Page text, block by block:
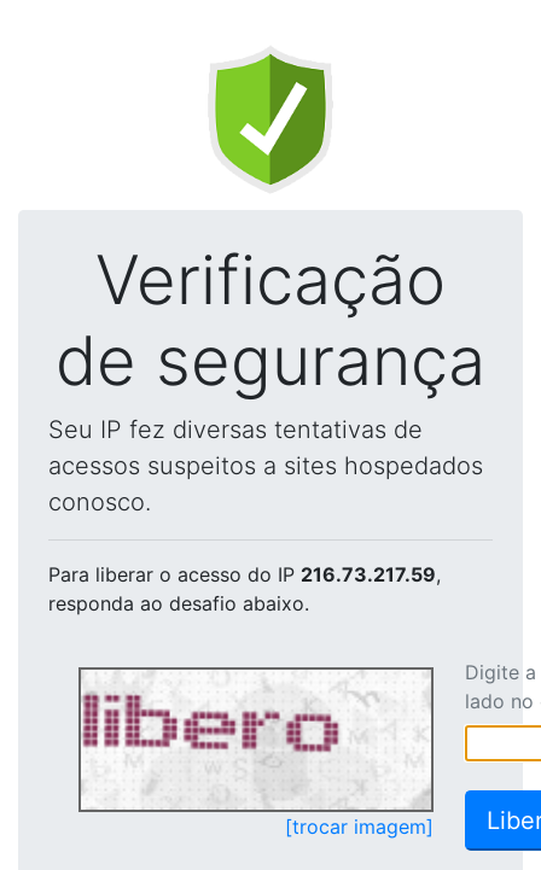
Verificação
de segurança
Seu IP fez diversas tentativas de
acessos suspeitos a sites hospedados
conosco.
Para liberar o acesso do IP 216.73.217.59,
responda ao desafio abaixo.
[trocar imagem]
Digite
lado no